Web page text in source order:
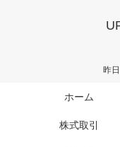
昨
ホーム
株式取引